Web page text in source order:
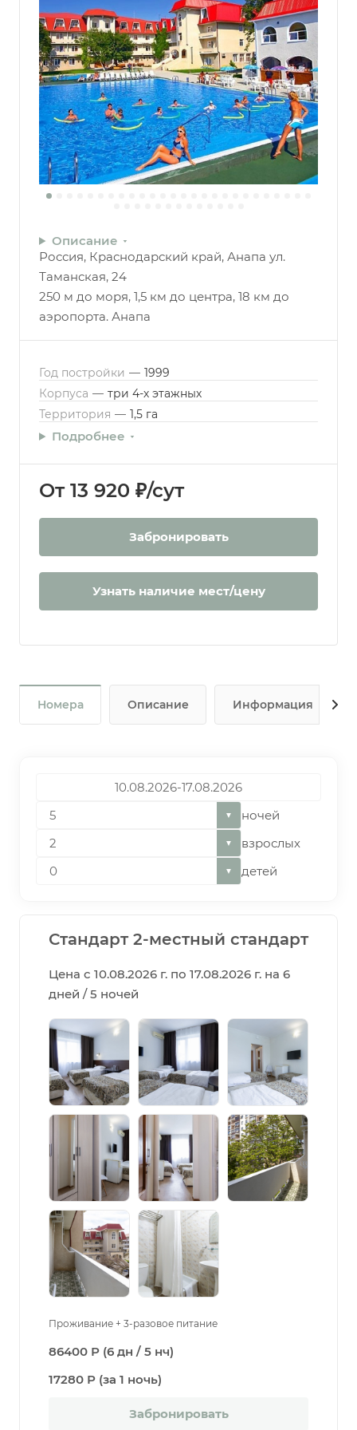
Описание
Россия, Краснодарский край, Анапа ул.
Таманская, 24
250 м до моря, 1,5 км до центра, 18 км до
аэропорта. Анапа
Год постройки — 1999
Корпуса — три 4-х этажных
Территория — 1,5 га
Подробнее
От 13 920 ₽/сут
Забронировать
Узнать наличие мест/цену
Номера Описание Информация
▼ ночей
▼ взрослых
▼ детей
Стандарт 2-местный стандарт
Цена с 10.08.2026 г. по 17.08.2026 г. на 6
дней / 5 ночей
Проживание + 3-разовое питание
86400 Р (6 дн / 5 нч)
17280 Р (за 1 ночь)
Забронировать